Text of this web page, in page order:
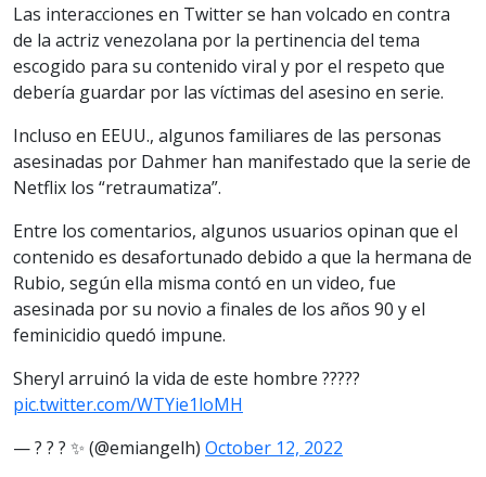
Las interacciones en Twitter se han volcado en contra
de la actriz venezolana por la pertinencia del tema
escogido para su contenido viral y por el respeto que
debería guardar por las víctimas del asesino en serie.
Incluso en EEUU., algunos familiares de las personas
asesinadas por Dahmer han manifestado que la serie de
Netflix los “retraumatiza”.
Entre los comentarios, algunos usuarios opinan que el
contenido es desafortunado debido a que la hermana de
Rubio, según ella misma contó en un video, fue
asesinada por su novio a finales de los años 90 y el
feminicidio quedó impune.
Sheryl arruinó la vida de este hombre ?????
pic.twitter.com/WTYie1loMH
— ? ? ? ✨ (@emiangelh) October 12, 2022